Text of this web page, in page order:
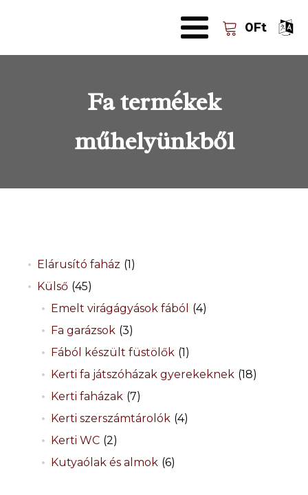
0Ft
Fa termékek
műhelyünkből
Elárusító faház (1)
Külső (45)
Emelt virágágyások fából
(4)
Fa garázsok (3)
Fából készült füstölők (1)
Kerti fa játszóházak gyerekeknek (18)
Kerti faházak (7)
Kerti szerszámtárolók (4)
Kerti WC (2)
Kutyaólak és almok (6)